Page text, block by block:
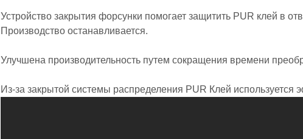
Устройство закрытия форсунки помогает защитить PUR клей в
Производство останавливается.
Улучшена производительность путем сокращения времени
Из-за закрытой системы распределения PUR Клей